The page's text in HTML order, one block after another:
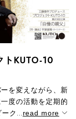
トKUTO-10
を変えながら、新
度の活動を定期的
ク...read more